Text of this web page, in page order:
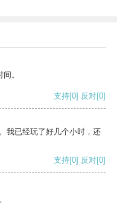
。
支持[0] 反对[0]
我已经玩了好几个小时，还
支持[0] 反对[0]